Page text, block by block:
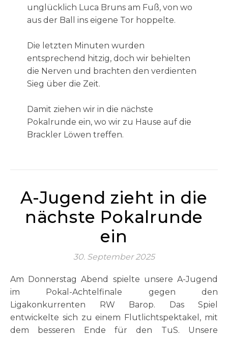
unglücklich Luca Bruns am Fuß, von wo
aus der Ball ins eigene Tor hoppelte.
Die letzten Minuten wurden
entsprechend hitzig, doch wir behielten
die Nerven und brachten den verdienten
Sieg über die Zeit.
Damit ziehen wir in die nächste
Pokalrunde ein, wo wir zu Hause auf die
Brackler Löwen treffen.
A-Jugend zieht in die
nächste Pokalrunde
ein
30. September 2025
Am Donnerstag Abend spielte unsere A-Jugend
im Pokal-Achtelfinale gegen den
Ligakonkurrenten RW Barop. Das Spiel
entwickelte sich zu einem Flutlichtspektakel, mit
dem besseren Ende für den TuS. Unsere